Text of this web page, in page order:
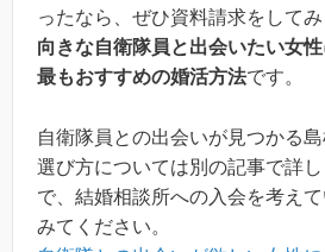
ったなら、ぜひ資料請求をしてみ
向きな自衛隊員と出会いたい女
最もおすすめの婚活方法です。
自衛隊員との出会いが見つかる
選び方については別の記事で詳
で、結婚相談所への入会を考え
みてください。